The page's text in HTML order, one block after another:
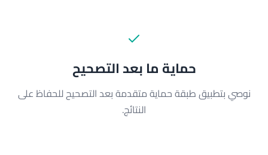
حماية ما بعد التصحيح
نوصي بتطبيق طبقة حماية متقدمة بعد التصحيح للحفاظ على
النتائج.